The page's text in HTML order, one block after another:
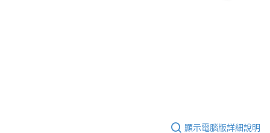
顯示電腦版詳細說明